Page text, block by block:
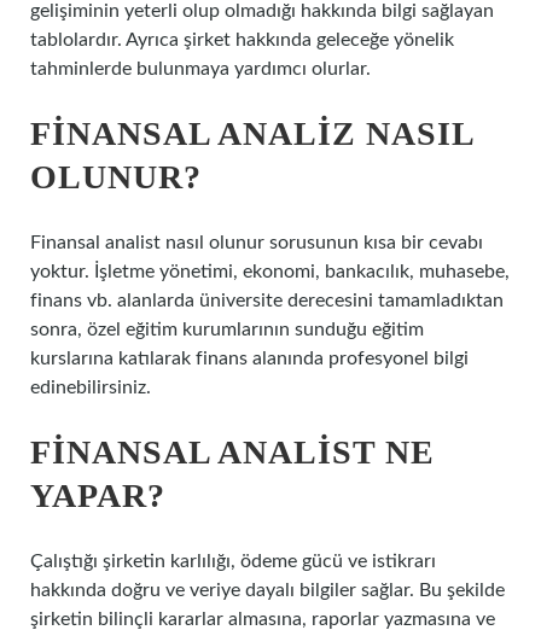
gelişiminin yeterli olup olmadığı hakkında bilgi sağlayan
tablolardır. Ayrıca şirket hakkında geleceğe yönelik
tahminlerde bulunmaya yardımcı olurlar.
FINANSAL ANALIZ NASIL
OLUNUR?
Finansal analist nasıl olunur sorusunun kısa bir cevabı
yoktur. İşletme yönetimi, ekonomi, bankacılık, muhasebe,
finans vb. alanlarda üniversite derecesini tamamladıktan
sonra, özel eğitim kurumlarının sunduğu eğitim
kurslarına katılarak finans alanında profesyonel bilgi
edinebilirsiniz.
FINANSAL ANALIST NE
YAPAR?
Çalıştığı şirketin karlılığı, ödeme gücü ve istikrarı
hakkında doğru ve veriye dayalı bilgiler sağlar. Bu şekilde
şirketin bilinçli kararlar almasına, raporlar yazmasına ve